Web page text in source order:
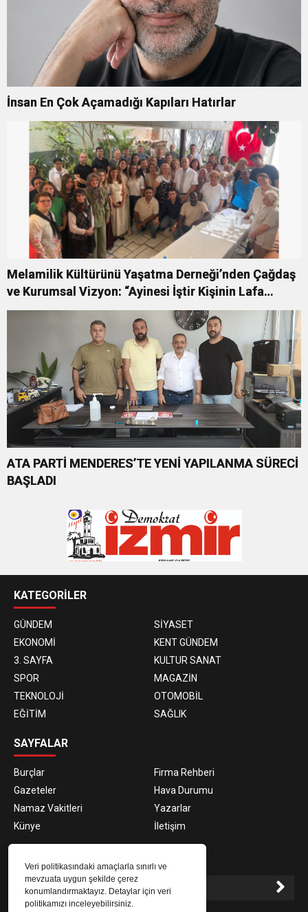
Veri politikasındaki amaçlarla sınırlı ve
mevzuata uygun şekilde çerez
konumlandırmaktayız. Detaylar için veri
politikamızı inceleyebilirsiniz.
İnsan En Çok Açamadığı Kapıları Hatırlar
Melamilik Kültürünü Yaşatma Derneği’nden Çağdaş
ve Kurumsal Vizyon: “Ayinesi İştir Kişinin Lafa
Bakılmaz”
ATA PARTİ MENDERES’TE YENİ YAPILANMA SÜRECİ
BAŞLADI
KATEGORİLER
GÜNDEM
SİYASET
EKONOMİ
KENT GÜNDEM
3. SAYFA
KULTUR SANAT
SPOR
MAGAZİN
TEKNOLOJİ
OTOMOBİL
EĞİTİM
SAĞLIK
SAYFALAR
Burçlar
Firma Rehberi
Gazeteler
Hava Durumu
Namaz Vakitleri
Yazarlar
Künye
İletişim